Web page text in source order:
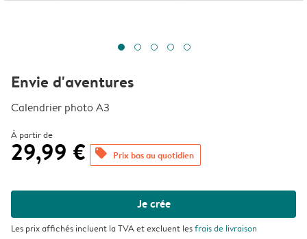
Envie d'aventures
Calendrier photo A3
À partir de
29,99 € offers Prix bas au quotidien
Je crée
Les prix affichés incluent la TVA et excluent lesfrais de livraison